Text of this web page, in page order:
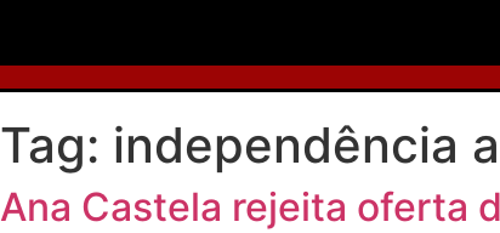
Tag: independência
Ana Castela rejeita oferta